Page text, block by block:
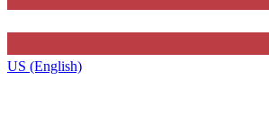
US (English)